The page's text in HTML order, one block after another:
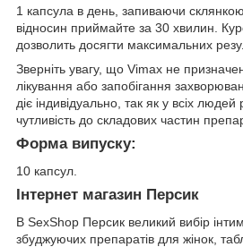
1 капсула в день, запиваючи
відносин приймайте за 30 хвилин.
дозволить досягти максимальних
Зверніть увагу, що Vimax не
лікування або запобігання
діє індивідуально, так як у всіх людей
чутливість до складових частин
Форма випуску:
10 капсул.
Інтернет магазин Персик
В SexShop Персик великий вибір
збуджуючих препаратів для жінок,